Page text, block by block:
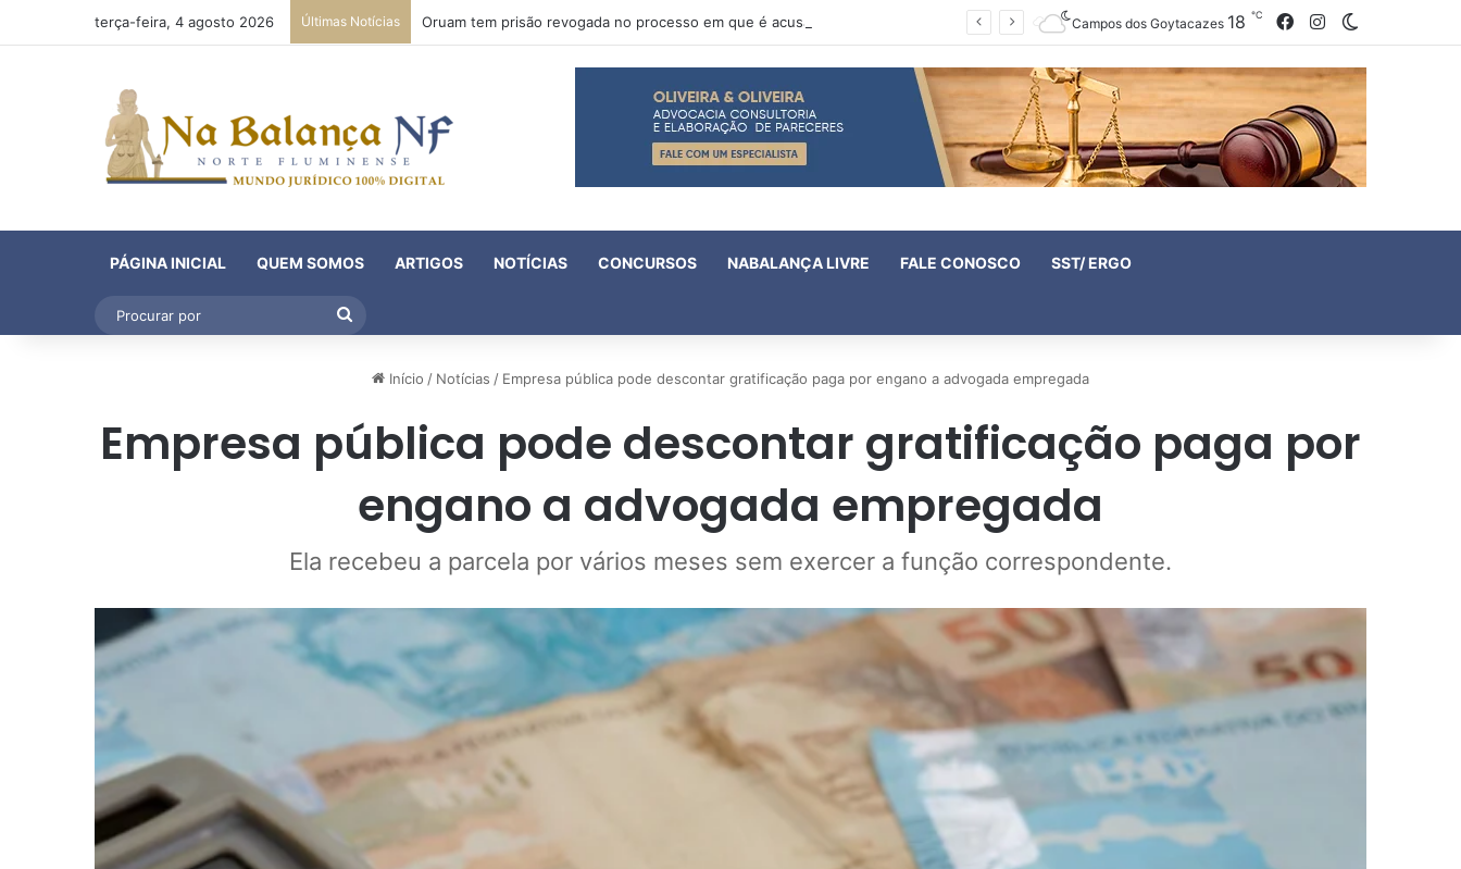
terça-feira, 4 agosto 2026 Últimas Notícias Campos dos Goytacazes 18 ℃ FacebookInstagram
PÁGINA INICIAL QUEM SOMOS ARTIGOS NOTÍCIAS CONCURSOS NABALANÇA LIVRE FALE CONOSCO SST/ ERGO
Início / Notícias / Empresa pública pode descontar gratificação paga por engano a advogada empregada
Empresa pública pode descontar gratificação paga por
engano a advogada empregada
Ela recebeu a parcela por vários meses sem exercer a função correspondente.